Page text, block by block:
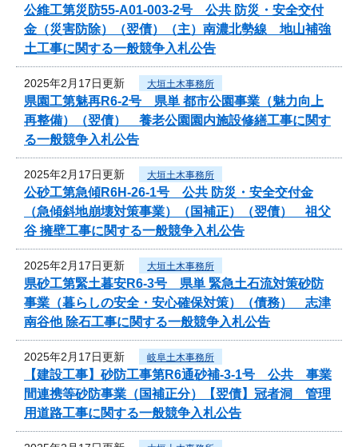
公維工第災防55-A01-003-2号 公共 防災・安全交付
金（災害防除）（翌債）（主）南濃北勢線 地山補強
土工事に関する一般競争入札公告
2025年2月17日更新 大垣土木事務所
県園工第魅再R6-2号 県単 都市公園事業（魅力向上
再整備）（翌債） 養老公園園内施設修繕工事に関す
る一般競争入札公告
2025年2月17日更新 大垣土木事務所
公砂工第急傾R6H-26-1号 公共 防災・安全交付金
（急傾斜地崩壊対策事業）（国補正）（翌債） 祖父
谷 擁壁工事に関する一般競争入札公告
2025年2月17日更新 大垣土木事務所
県砂工第緊土暮安R6-3号 県単 緊急土石流対策砂防
事業（暮らしの安全・安心確保対策）（債務） 志津
南谷他 除石工事に関する一般競争入札公告
2025年2月17日更新 岐阜土木事務所
【建設工事】砂防工事第R6通砂補-3-1号 公共 事業
間連携等砂防事業（国補正分）【翌債】冠者洞 管理
用道路工事に関する一般競争入札公告